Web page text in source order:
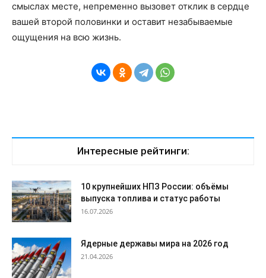
смыслах месте, непременно вызовет отклик в сердце
вашей второй половинки и оставит незабываемые
ощущения на всю жизнь.
Интересные рейтинги:
10 крупнейших НПЗ России: объёмы
выпуска топлива и статус работы
16.07.2026
Ядерные державы мира на 2026 год
21.04.2026